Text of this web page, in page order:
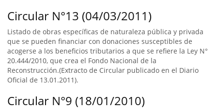
Circular N°13 (04/03/2011)
Listado de obras específicas de naturaleza pública y privada
que se pueden financiar con donaciones susceptibles de
acogerse a los beneficios tributarios a que se refiere la Ley N°
20.444/2010, que crea el Fondo Nacional de la
Reconstrucción.(Extracto de Circular publicado en el Diario
Oficial de 13.01.2011).
Circular N°9 (18/01/2010)